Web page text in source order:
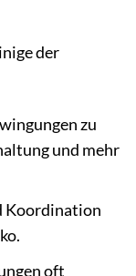
der
zu
und mehr
Koordination
oft